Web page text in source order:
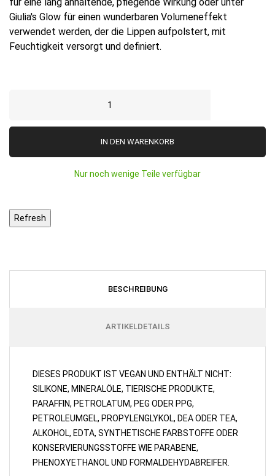
Giulia's Glow für einen wunderbaren Volumeneffekt
verwendet werden, der die Lippen aufpolstert, mit
Feuchtigkeit versorgt und definiert.
IN DEN WARENKORB
Nur noch wenige Teile verfügbar
BESCHREIBUNG
ARTIKELDETAILS
DIESES PRODUKT IST VEGAN UND ENTHÄLT NICHT:
SILIKONE, MINERALÖLE, TIERISCHE PRODUKTE,
PARAFFIN, PETROLATUM, PEG ODER PPG,
PETROLEUMGEL, PROPYLENGLYKOL, DEA ODER TEA,
ALKOHOL, EDTA, SYNTHETISCHE FARBSTOFFE ODER
KONSERVIERUNGSSTOFFE WIE PARABENE,
PHENOXYETHANOL UND FORMALDEHYDABREIFER.